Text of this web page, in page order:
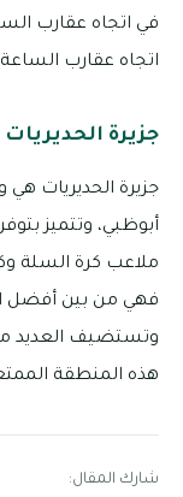
في اتجاه عقارب
اتجاه عقارب
جزيرة الحديريات
جزيرة الحديريات
أبوظبي، وتتميز
ملاعب كرة السلة
فهي من بين أفضل
وتستضيف العديد
هذه المنطقة
شارك المقال: